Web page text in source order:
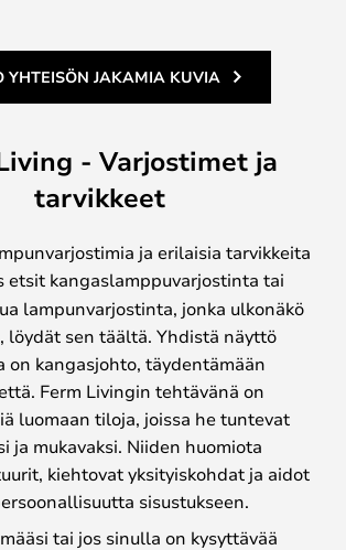
YHTEISÖN JAKAMIA KUVIA
- Varjostimet ja
tarvikkeet
ja erilaisia tarvikkeita
etsit kangaslamppuvarjostinta tai
lampunvarjostinta, jonka ulkonäkö
löydät sen täältä. Yhdistä näyttö
on kangasjohto, täydentämään
Ferm Livingin tehtävänä on
luomaan tiloja, joissa he tuntevat
ja mukavaksi. Niiden huomiota
kiehtovat yksityiskohdat ja aidot
sisustukseen.
tai jos sinulla on kysyttävää